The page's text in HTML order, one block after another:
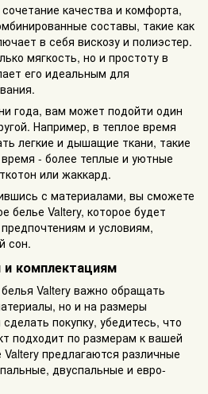
качества и комфорта,
составы, такие как
в себя вискозу и полиэстер.
мягкость, но и простоту в
его идеальным для
года, вам может подойти один
Например, в теплое время
легкие и дышащие ткани, такие
- более теплые и уютные
или жаккард.
с материалами, вы сможете
белье Valtery, которое будет
и условиям,
сон.
комплектациям
Valtery важно обращать
но и на размеры
покупку, убедитесь, что
подходит по размерам к вашей
предлагаются различные
двуспальные и евро-